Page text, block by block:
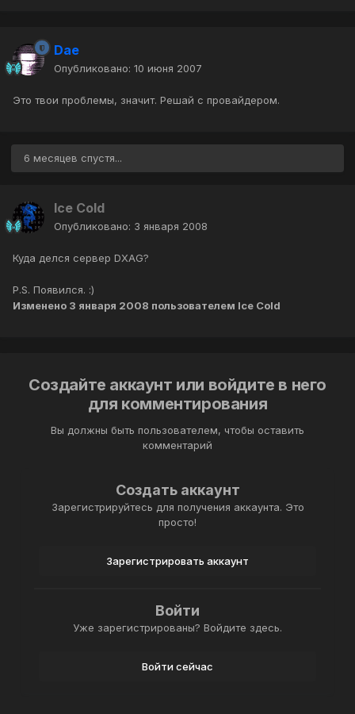
Dae
Опубликовано: 10 июня 2007
Это твои проблемы, значит. Решай с провайдером.
6 месяцев спустя...
Ice Cold
Опубликовано: 3 января 2008
Куда делся сервер DXAG?
P.S. Появился. :)
Изменено 3 января 2008 пользователем Ice Cold
Создайте аккаунт или войдите в него
для комментирования
Вы должны быть пользователем, чтобы оставить
комментарий
Создать аккаунт
Зарегистрируйтесь для получения аккаунта. Это
просто!
Зарегистрировать аккаунт
Войти
Уже зарегистрированы? Войдите здесь.
Войти сейчас